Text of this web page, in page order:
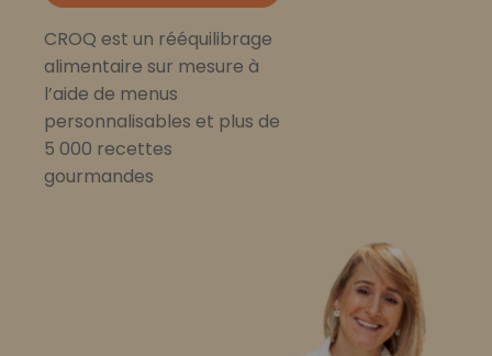
CROQ est un rééquilibrage
alimentaire sur mesure à
l’aide de menus
personnalisables et plus de
5 000 recettes
gourmandes